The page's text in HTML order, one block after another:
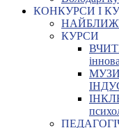
КОНКУРСИ І
КУРСИ